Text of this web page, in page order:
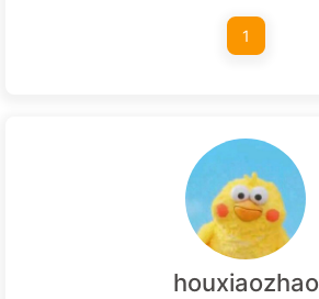
1
houxiaozhao